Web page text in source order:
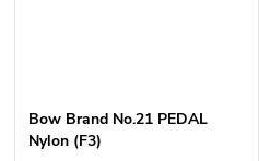
Bow Brand No.21 PEDAL
Nylon (F3)